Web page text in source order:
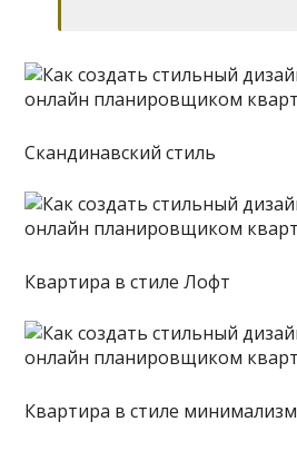
Скандинавский стиль
Квартира в стиле Лофт
Квартира в стиле минимализм